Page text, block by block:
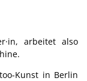
arbeitet also
Kunst in Berlin